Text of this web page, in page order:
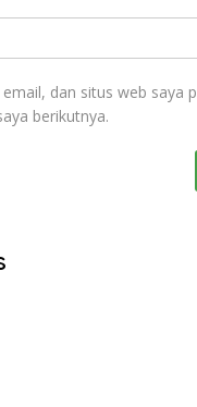
dan situs web saya
berikutnya.